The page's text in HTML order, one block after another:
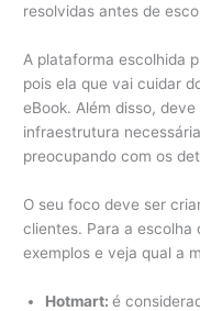
resolvidas antes de
A plataforma escolhida
pois ela que vai cuidar
eBook. Além disso,
infraestrutura
preocupando com os
O seu foco deve ser
clientes. Para a escolha
exemplos e veja qual a
Hotmart:é